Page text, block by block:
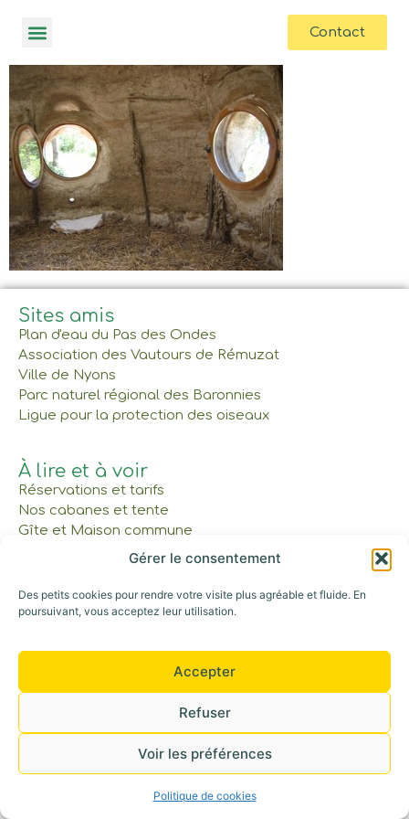
Gérer le consentement
Des petits cookies pour rendre votre visite plus agréable et fluide. En
poursuivant, vous acceptez leur utilisation.
Accepter
Refuser
Voir les préférences
Politique de cookies
principal
Contact
Sites amis
Plan d'eau du Pas des Ondes
Association des Vautours de Rémuzat
Ville de Nyons
Parc naturel régional des Baronnies
Ligue pour la protection des oiseaux
À lire et à voir
Réservations et tarifs
Nos cabanes et tente
Gîte et Maison commune
Les Bons Cadeaux
©+2026 Tous droits réservés